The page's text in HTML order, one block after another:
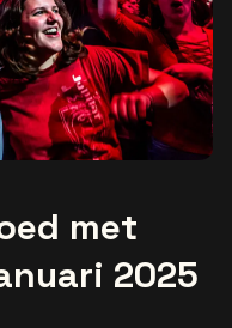
met
2025